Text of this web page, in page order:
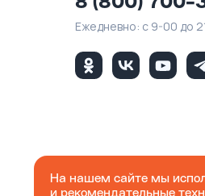
Ежедневно: с 9-00 до
На нашем сайте мы